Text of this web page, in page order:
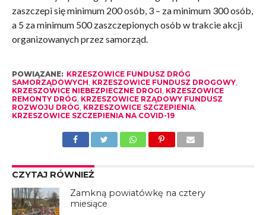
zaszczepi się minimum 200 osób, 3 – za minimum 300 osób,
a 5 za minimum 500 zaszczepionych osób w trakcie akcji
organizowanych przez samorząd.
POWIĄZANE: KRZESZOWICE FUNDUSZ DRÓG
SAMORZĄDOWYCH, KRZESZOWICE FUNDUSZ DROGOWY,
KRZESZOWICE NIEBEZPIECZNE DROGI, KRZESZOWICE
REMONTY DRÓG, KRZESZOWICE RZĄDOWY FUNDUSZ
ROZWOJU DRÓG, KRZESZOWICE SZCZEPIENIA,
KRZESZOWICE SZCZEPIENIA NA COVID-19
CZYTAJ RÓWNIEŻ
Zamkną powiatówkę na cztery
miesiące